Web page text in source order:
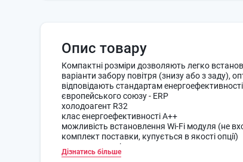
Опис товару
Компактні розміри дозволяють легко
варіанти забору повітря (знизу або з заду),
відповідають стандартам енергоефективності
європейського союзу - ERP
холодоагент R32
клас енергоефективності А++
можливість встановлення Wi-Fi модуля (не
комплект поставки, купується в якості опції)
двостороннє відведення дренажу
легке обслуговування
Дізнатись більше